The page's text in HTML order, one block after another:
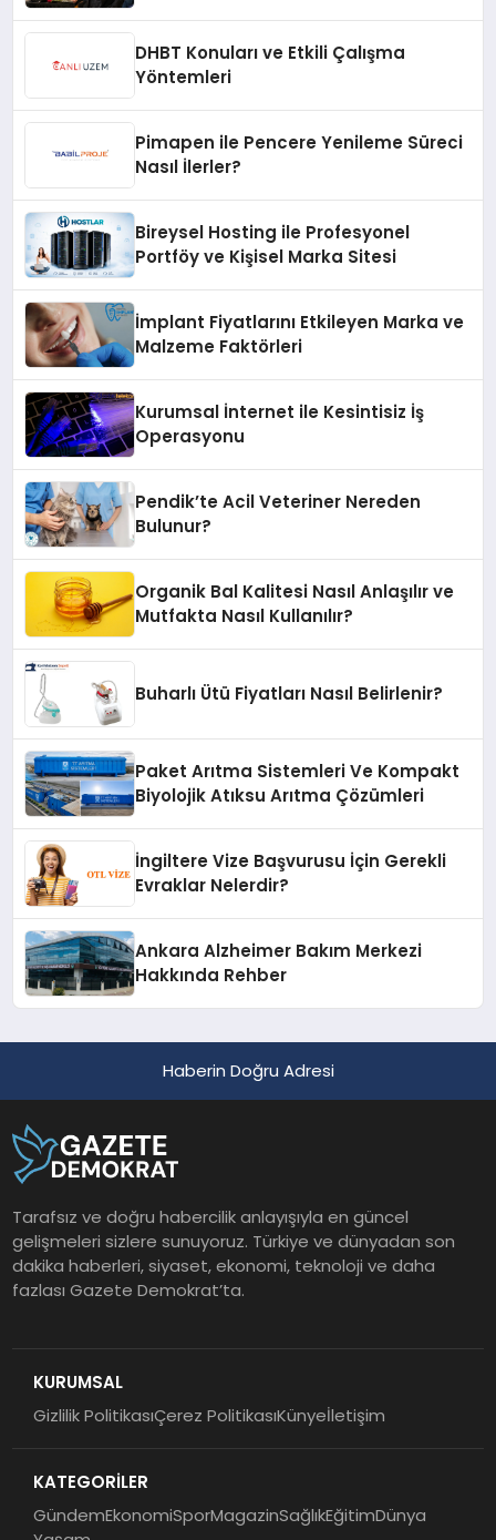
DHBT Konuları ve Etkili Çalışma
Yöntemleri
Pimapen ile Pencere Yenileme Süreci
Nasıl İlerler?
Bireysel Hosting ile Profesyonel
Portföy ve Kişisel Marka Sitesi
İmplant Fiyatlarını Etkileyen Marka ve
Malzeme Faktörleri
Kurumsal İnternet ile Kesintisiz İş
Operasyonu
Pendik’te Acil Veteriner Nereden
Bulunur?
Organik Bal Kalitesi Nasıl Anlaşılır ve
Mutfakta Nasıl Kullanılır?
Buharlı Ütü Fiyatları Nasıl Belirlenir?
Paket Arıtma Sistemleri Ve Kompakt
Biyolojik Atıksu Arıtma Çözümleri
İngiltere Vize Başvurusu İçin Gerekli
Evraklar Nelerdir?
Ankara Alzheimer Bakım Merkezi
Hakkında Rehber
Haberin Doğru Adresi
Tarafsız ve doğru habercilik anlayışıyla en güncel
gelişmeleri sizlere sunuyoruz. Türkiye ve dünyadan son
dakika haberleri, siyaset, ekonomi, teknoloji ve daha
fazlası Gazete Demokrat’ta.
KURUMSAL
Gizlilik PolitikasıÇerez PolitikasıKünyeİletişim
KATEGORİLER
GündemEkonomiSporMagazinSağlıkEğitimDünya